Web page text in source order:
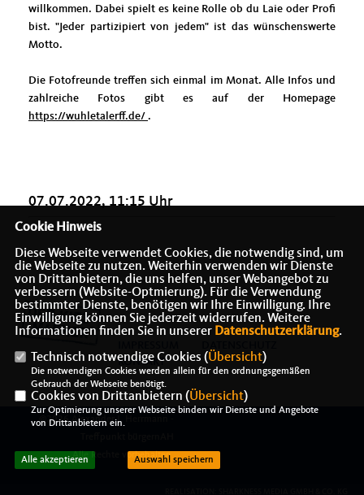
willkommen. Dabei spielt es keine Rolle ob du Laie oder Profi
bist. "Jeder partizipiert von jedem" ist das wünschenswerte
Motto.
Die Fotofreunde treffen sich einmal im Monat. Alle Infos und
zahlreiche Fotos gibt es auf der Homepage
https://wuhletalerff.de/ .
07.07.2022, 11:15 Uhr
KONTAKT
@2026 Alexander J. Herrmann -
Alle Rechte vorbehalten.
Cookie Hinweis
Diese Webseite verwendet Cookies, die notwendig sind, um
die Webseite zu nutzen. Weiterhin verwenden wir Dienste
von Drittanbietern, die uns helfen, unser Webangebot zu
verbessern (Website-Optmierung). Für die Verwendung
bestimmter Dienste, benötigen wir Ihre Einwilligung. Ihre
Einwilligung können Sie jederzeit widerrufen. Weitere
Informationen finden Sie in unserer Datenschutzerklärung.
Technisch notwendige Cookies (Übersicht)
Die notwendigen Cookies werden allein für den ordnungsgemäßen
Gebrauch der Webseite benötigt.
Cookies von Drittanbietern (Übersicht)
Zur Optimierung unserer Webseite binden wir Dienste und Angebote
von Drittanbietern ein.
Alle akzeptieren Auswahl speichern